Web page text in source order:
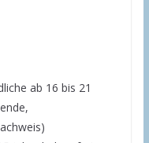
ab 16 bis 21